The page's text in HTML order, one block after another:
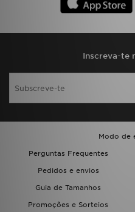
Inscreva-te
Modo de
Perguntas Frequentes
Pedidos e envios
Guia de Tamanhos
Promoções e Sorteios